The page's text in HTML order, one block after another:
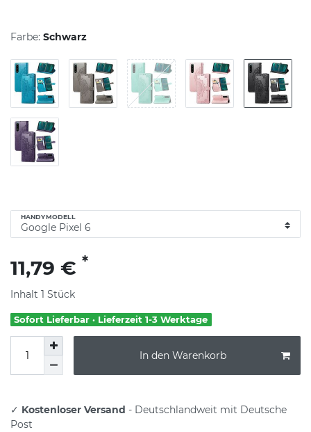
Farbe: Schwarz
HANDYMODELL
11,79 € *
Inhalt 1 Stück
Sofort Lieferbar · Lieferzeit 1-3 Werktage
In den Warenkorb
✓ Kostenloser Versand - Deutschlandweit mit Deutsche
Post